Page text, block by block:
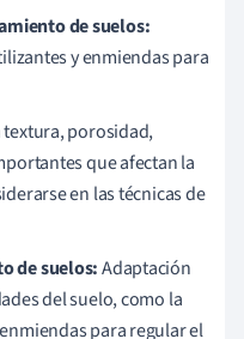
de suelos:
y enmiendas para
textura, porosidad,
que afectan la
en las técnicas de
de suelos:Adaptación
del suelo, como la
para regular el